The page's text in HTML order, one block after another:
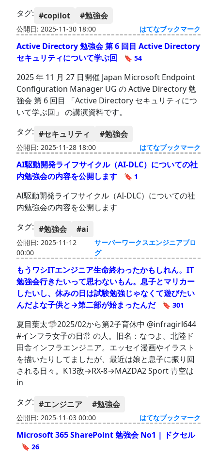
タグ: #copilot #勉強会
公開日: 2025-11-30 18:00 はてなブックマーク
Active Directory 勉強会 第 6 回目 Active Directory
セキュリティについて学ぶ回
🔖 54
2025 年 11 月 27 日開催 Japan Microsoft Endpoint
Configuration Manager UG の Active Directory 勉
強会 第 6 回目 「Active Directory セキュリティにつ
いて学ぶ回」 の講演資料です。
タグ: #セキュリティ #勉強会
公開日: 2025-11-28 18:00 はてなブックマーク
AI駆動開発ライフサイクル（AI-DLC）についての社
内勉強会の内容を公開します
🔖 1
AI駆動開発ライフサイクル（AI-DLC）についての社
内勉強会の内容を公開します
タグ: #勉強会 #ai
公開日: 2025-11-12
00:00
サーバーワークスエンジニアブロ
グ
もうワシITエンジニア生命終わったかもしれん。IT
勉強会行きたいって思わないもん。息子とマリカー
したいし、休みの日は試験勉強じゃなくて遊びたい
んだよな子供と→第二部が始まったんだ
🔖 301
夏目葉太🦈2025/02から第2子育休中 @infragirl644
#インフラ女子の日常 の人。旧名：なつよ。北陸ド
田舎インフラエンジニア。エッセイ漫画やイラスト
を描いたりしてましたが、最近は娘と息子に振り回
される日々。K13改→RX-8→MAZDA2 Sport 青空は
in
タグ: #エンジニア #勉強会
公開日: 2025-11-03 00:00 はてなブックマーク
Microsoft 365 SharePoint 勉強会 No1 | ドクセル
🔖 26